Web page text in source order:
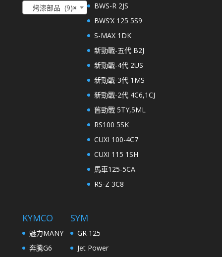
×
烤漆部品 (9)
BWS-R 2JS
BWS’X 125 5S9
S-MAX 1DK
新勁戰-五代 B2J
新勁戰-4代 2US
新勁戰-3代 1MS
新勁戰-2代 4C6,1CJ
舊勁戰 5TY,5ML
RS100 5SK
CUXI 100-4C7
CUXI 115 1SH
馬車125-5CA
RS-Z 3C8
KYMCO
魅力MANY
奔騰G6
SYM
GR 125
Jet Power